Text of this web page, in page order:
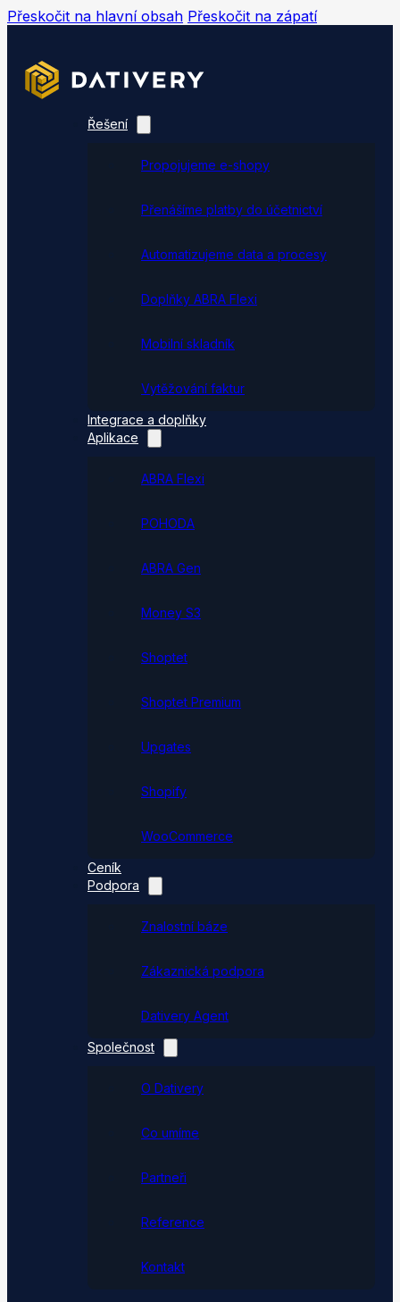
Přeskočit na hlavní obsah Přeskočit na zápatí
Řešení
Propojujeme e-shopy
Přenášíme platby do účetnictví
Automatizujeme data a procesy
Doplňky ABRA Flexi
Mobilní skladník
Vytěžování faktur
Integrace a doplňky
Aplikace
ABRA Flexi
POHODA
ABRA Gen
Money S3
Shoptet
Shoptet Premium
Upgates
Shopify
WooCommerce
Ceník
Podpora
Znalostní báze
Zákaznická podpora
Dativery Agent
Společnost
O Dativery
Co umíme
Partneři
Reference
Kontakt